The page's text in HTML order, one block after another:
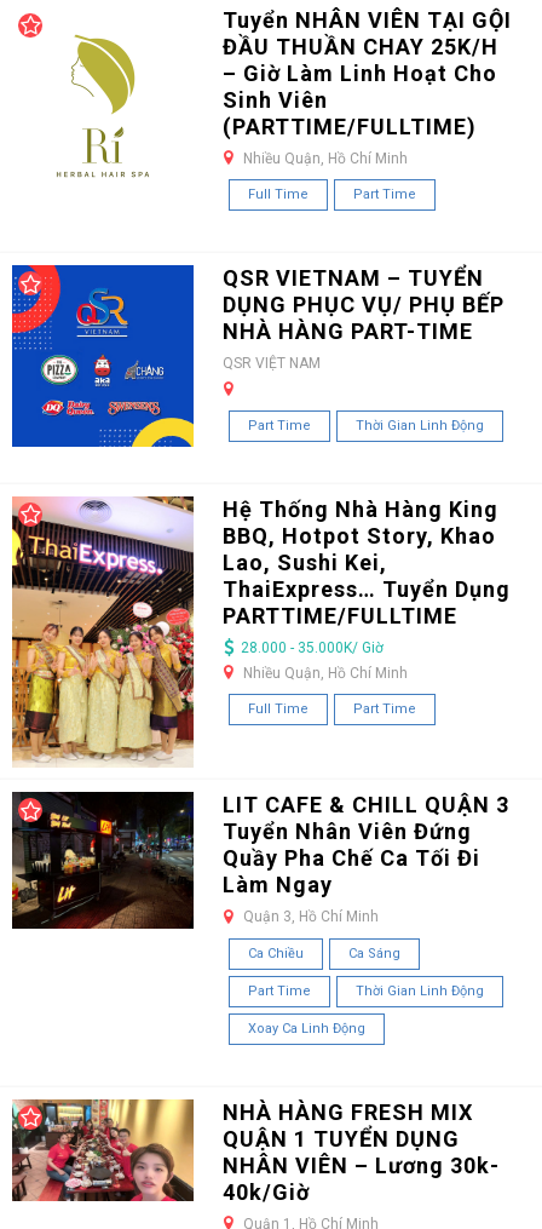
Tuyển NHÂN VIÊN TẠI GỘI
ĐẦU THUẦN CHAY 25K/H
– Giờ Làm Linh Hoạt Cho
Sinh Viên
(PARTTIME/FULLTIME)
Nhiều Quận, Hồ Chí Minh
Full Time Part Time
QSR VIETNAM – TUYỂN
DỤNG PHỤC VỤ/ PHỤ BẾP
NHÀ HÀNG PART-TIME
QSR VIỆT NAM
Part Time Thời Gian Linh Động
Hệ Thống Nhà Hàng King
BBQ, Hotpot Story, Khao
Lao, Sushi Kei,
ThaiExpress… Tuyển Dụng
PARTTIME/FULLTIME
28.000 - 35.000K/ Giờ
Nhiều Quận, Hồ Chí Minh
Full Time Part Time
LIT CAFE & CHILL QUẬN 3
Tuyển Nhân Viên Đứng
Quầy Pha Chế Ca Tối Đi
Làm Ngay
Quận 3, Hồ Chí Minh
Ca Chiều Ca Sáng
Part Time Thời Gian Linh Động
Xoay Ca Linh Động
NHÀ HÀNG FRESH MIX
QUẬN 1 TUYỂN DỤNG
NHÂN VIÊN – Lương 30k-
40k/Giờ
Quận 1, Hồ Chí Minh